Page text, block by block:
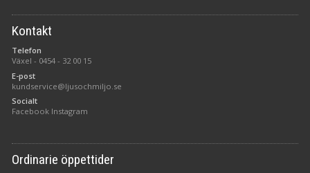
Kontakt
Telefon
Växel - 0454 - 32 00 15
E-post
kundservice@ljusochmiljo.se
Socialt
Facebook Instagram
Ordinarie öppettider